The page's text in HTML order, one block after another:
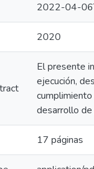
2022-04-
2020
El presente
ejecución,
desarrollo de
17 páginas